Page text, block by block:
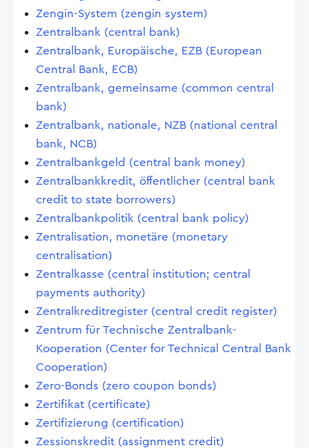
Zengin-System (zengin system)
Zentralbank (central bank)
Zentralbank, Europäische, EZB (European
Central Bank, ECB)
Zentralbank, gemeinsame (common central
bank)
Zentralbank, nationale, NZB (national central
bank, NCB)
Zentralbankgeld (central bank money)
Zentralbankkredit, öffentlicher (central bank
credit to state borrowers)
Zentralbankpolitik (central bank policy)
Zentralisation, monetäre (monetary
centralisation)
Zentralkasse (central institution; central
payments authority)
Zentralkreditregister (central credit register)
Zentrum für Technische Zentralbank-
Kooperation (Center for Technical Central Bank
Cooperation)
Zero-Bonds (zero coupon bonds)
Zertifikat (certificate)
Zertifizierung (certification)
Zessionskredit (assignment credit)